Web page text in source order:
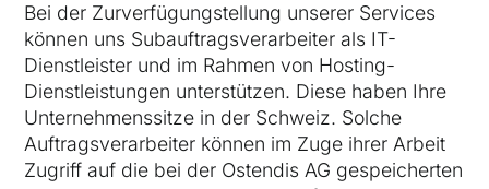
Bei der Zurverfügungstellung unserer Services
können uns Subauftragsverarbeiter als IT-
Dienstleister und im Rahmen von Hosting-
Dienstleistungen unterstützen. Diese haben Ihre
Unternehmenssitze in der Schweiz. Solche
Auftragsverarbeiter können im Zuge ihrer Arbeit
Zugriff auf die bei der Ostendis AG gespeicherten